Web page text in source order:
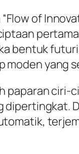
of
bentuk
moden yang
ciri-
dipertingkat.